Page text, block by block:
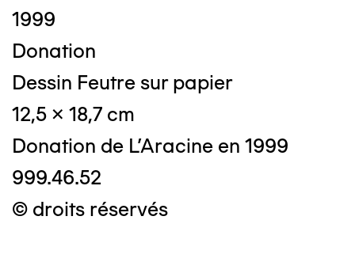
1999
Donation
Dessin Feutre sur papier
12,5 x 18,7 cm
Donation de L'Aracine en 1999
999.46.52
© droits réservés